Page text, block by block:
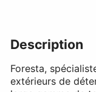
Description
Foresta,
extérieurs de